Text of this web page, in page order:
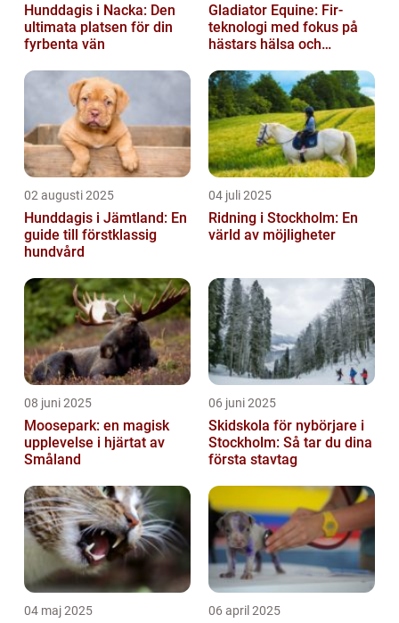
Hunddagis i Nacka: Den
ultimata platsen för din
fyrbenta vän
Gladiator Equine: Fir-
teknologi med fokus på
hästars hälsa och
02 augusti 2025
Hunddagis i Jämtland: En
guide till förstklassig
hundvård
04 juli 2025
Ridning i Stockholm: En
värld av möjligheter
08 juni 2025
Moosepark: en magisk
upplevelse i hjärtat av
Småland
06 juni 2025
Skidskola för nybörjare i
Stockholm: Så tar du dina
första stavtag
04 maj 2025 06 april 2025